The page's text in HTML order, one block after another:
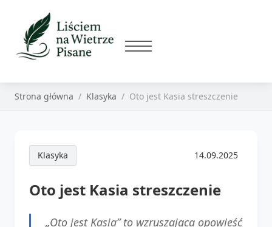
Strona główna Klasyka Oto jest Kasia streszczenie
Klasyka 14.09.2025
Oto jest Kasia streszczenie
„Oto jest Kasia” to wzruszająca opowieść